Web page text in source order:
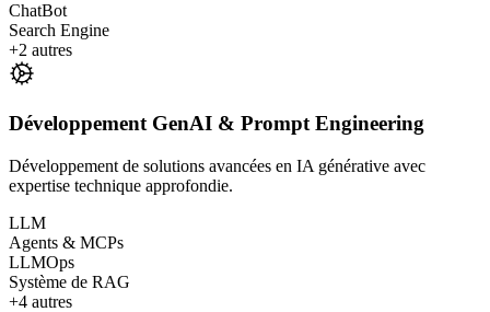
ChatBot
Search Engine
+2 autres
Développement GenAI & Prompt Engineering
Développement de solutions avancées en IA générative avec
expertise technique approfondie.
LLM
Agents & MCPs
LLMOps
Système de RAG
+4 autres